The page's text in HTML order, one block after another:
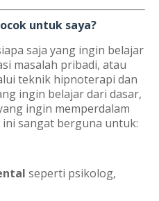
untuk saya?
saja yang ingin belajar
masalah pribadi, atau
teknik hipnoterapi dan
ingin belajar dari dasar,
ingin memperdalam
sangat berguna untuk:
seperti psikolog,